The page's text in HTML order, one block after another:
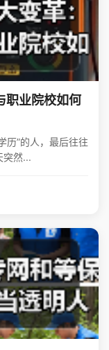
职业院校如何
历”的人，最后往往
突然...